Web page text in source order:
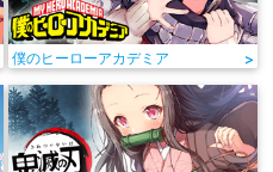
僕のヒーローアカデミア >